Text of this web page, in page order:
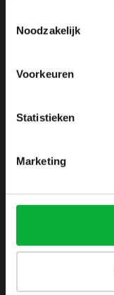
Noodzakelijk
Voorkeuren
Statistieken
Marketing